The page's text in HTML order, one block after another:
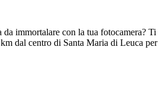
immortalare con la tua fotocamera? Ti
dal centro di Santa Maria di Leuca per